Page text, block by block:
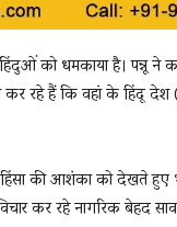
को धमकाया है। पन्नू ने
रहे हैं कि वहां के हिंदू देश
हिंसा की आशंका को देखते
कर रहे नागरिक बेहद